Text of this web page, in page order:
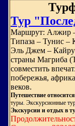
Тур
Маршрут: Алжир
Типаза – Тунис –
Эль Джем –
страны Магриба
совместить
побережья,
веков.
Путешествие
туры. Экскурсионные
Экскурсии и отдых в